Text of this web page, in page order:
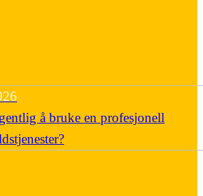
å bruke en profesjonell